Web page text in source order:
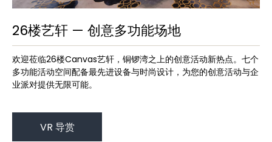
26楼艺轩 — 创意多功能场地
欢迎莅临26楼Canvas艺轩，铜锣湾之上的创意活动新热点。七个
多功能活动空间配备最先进设备与时尚设计，为您的创意活动与企
业派对提供无限可能。
VR 导赏